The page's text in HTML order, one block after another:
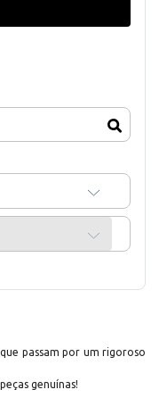
passam por um rigoroso
genuínas!